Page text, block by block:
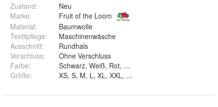
Zustand:
Neu
Marke:
Fruit of the Loom
Material:
Baumwolle
Textilpflege:
Maschinenwäsche
Ausschnitt:
Rundhals
Verschluss:
Ohne Verschluss
Farbe:
Größe: